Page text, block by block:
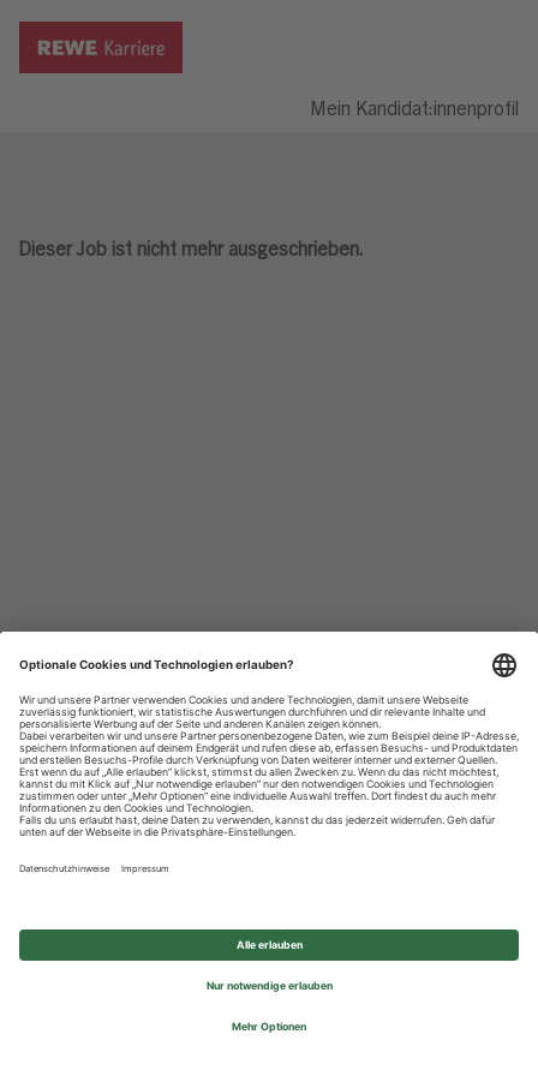
Mein Kandidat:innenprofil
Dieser Job ist nicht mehr ausgeschrieben.
Datenschutzhinweise
Impressum
Privatsphäre-Einstellungen
© 2026 REWE Group - All rights reserved